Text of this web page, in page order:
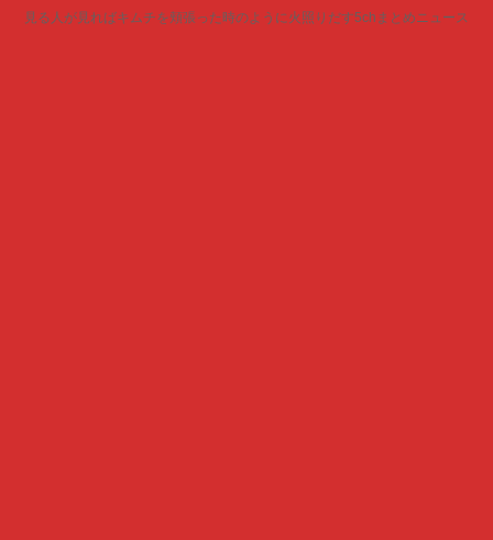
見る人が見ればキムチを頬張った時のように火照りだす5chまとめニュース